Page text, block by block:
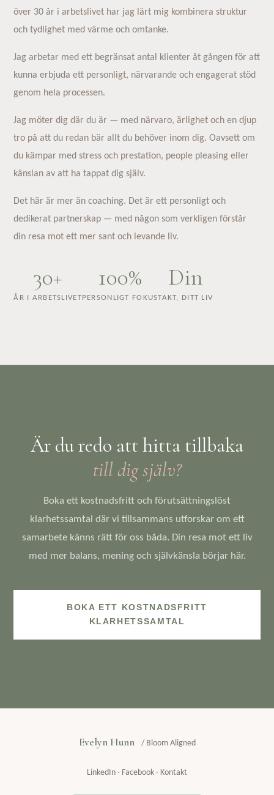
över 30 år i arbetslivet har jag lärt mig kombinera struktur
och tydlighet med värme och omtanke.
Jag arbetar med ett begränsat antal klienter åt gången för att
kunna erbjuda ett personligt, närvarande och engagerat stöd
genom hela processen.
Jag möter dig där du är — med närvaro, ärlighet och en djup
tro på att du redan bär allt du behöver inom dig. Oavsett om
du kämpar med stress och prestation, people pleasing eller
känslan av att ha tappat dig själv.
Det här är mer än coaching. Det är ett personligt och
dedikerat partnerskap — med någon som verkligen förstår
din resa mot ett mer sant och levande liv.
30+
ÅR I ARBETSLIVET
100%
PERSONLIGT FOKUS
Din
TAKT, DITT LIV
Är du redo att hitta tillbaka
till dig själv?
Boka ett kostnadsfritt och förutsättningslöst
klarhetssamtal där vi tillsammans utforskar om ett
samarbete känns rätt för oss båda. Din resa mot ett liv
med mer balans, mening och självkänsla börjar här.
BOKA ETT KOSTNADSFRITT
KLARHETSSAMTAL
Evelyn Hunn / Bloom Aligned
LinkedIn · Facebook · Kontakt